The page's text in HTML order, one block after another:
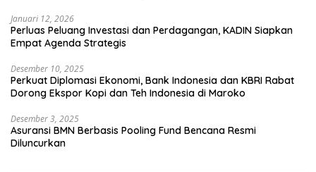
Januari 12, 2026
Perluas Peluang Investasi dan Perdagangan, KADIN Siapkan
Empat Agenda Strategis
Desember 10, 2025
Perkuat Diplomasi Ekonomi, Bank Indonesia dan KBRI Rabat
Dorong Ekspor Kopi dan Teh Indonesia di Maroko
Desember 3, 2025
Asuransi BMN Berbasis Pooling Fund Bencana Resmi
Diluncurkan